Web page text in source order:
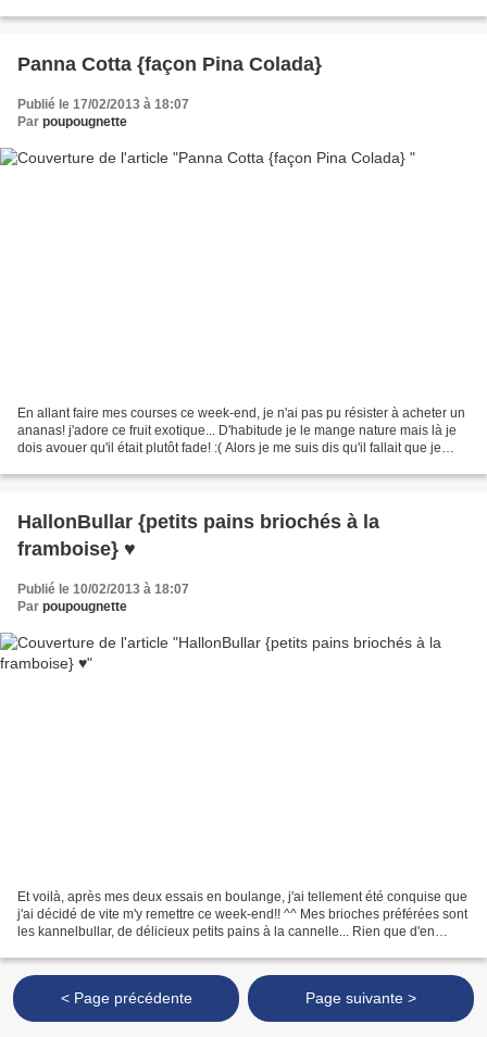
Panna Cotta {façon Pina Colada}
Publié le 17/02/2013 à 18:07
Par poupougnette
En allant faire mes courses ce week-end, je n'ai pas pu résister à acheter un
ananas! j'adore ce fruit exotique... D'habitude je le mange nature mais là je
dois avouer qu'il était plutôt fade! :( Alors je me suis dis qu'il fallait que je
HallonBullar {petits pains briochés à la
framboise} ♥
Publié le 10/02/2013 à 18:07
Par poupougnette
Et voilà, après mes deux essais en boulange, j'ai tellement été conquise que
j'ai décidé de vite m'y remettre ce week-end!! ^^ Mes brioches préférées sont
les kannelbullar, de délicieux petits pains à la cannelle... Rien que d'en
< Page précédente Page suivante >